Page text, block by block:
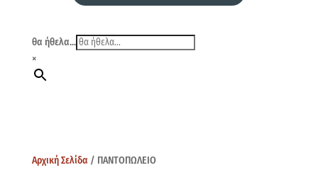
θα ήθελα...
×
Αρχική Σελίδα / ΠΑΝΤΟΠΩΛΕΙΟ